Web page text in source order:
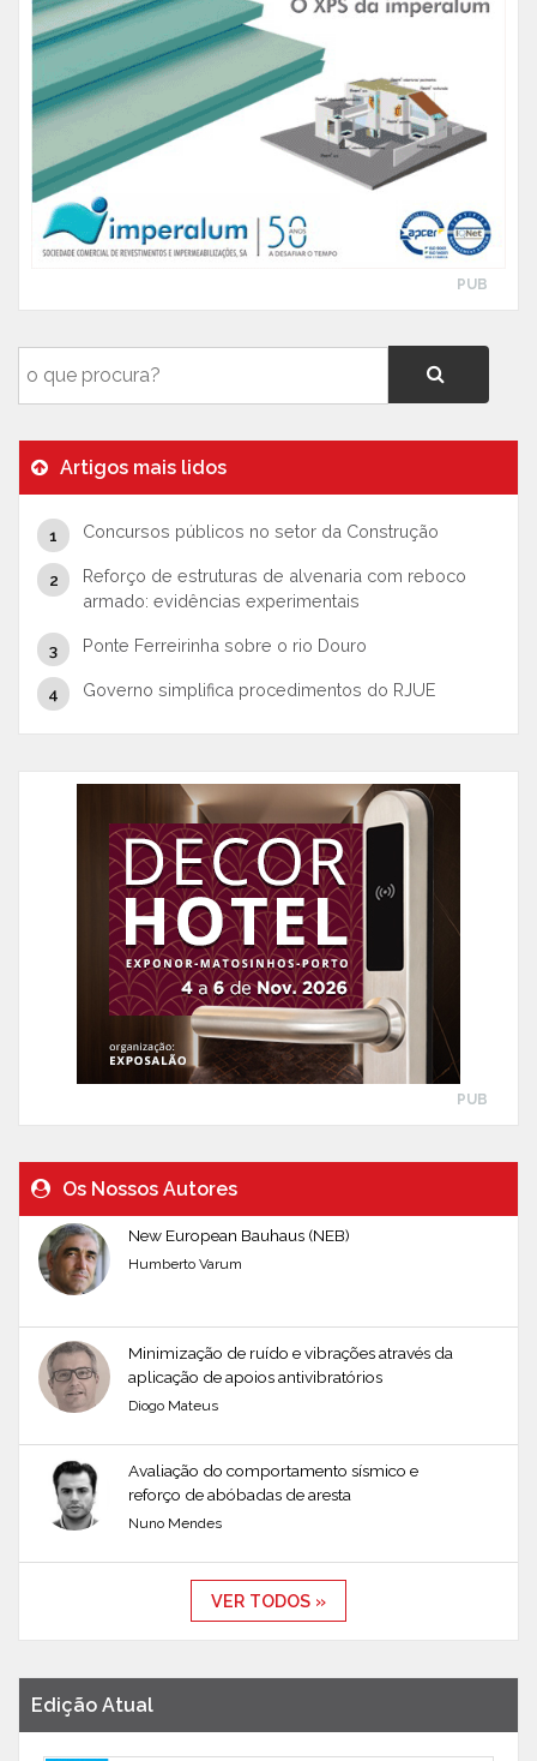
PUB
Artigos mais lidos
Concursos públicos no setor da Construção
Reforço de estruturas de alvenaria com reboco
armado: evidências experimentais
Ponte Ferreirinha sobre o rio Douro
Governo simplifica procedimentos do RJUE
PUB
Os Nossos Autores
New European Bauhaus (NEB)
Humberto Varum
Minimização de ruído e vibrações através da
aplicação de apoios antivibratórios
Diogo Mateus
Avaliação do comportamento sísmico e
reforço de abóbadas de aresta
Nuno Mendes
VER TODOS »
Edição Atual